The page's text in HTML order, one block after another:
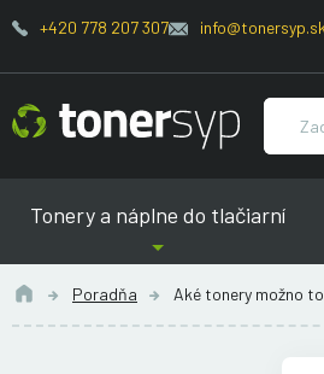
+420 778 207 307 info@tonersyp.sk
Tonery a náplne do tlačiarní
Poradňa Aké tonery možno